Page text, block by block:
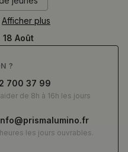
Afficher plus
18 Août
?
700 37 99
de 8h à 16h les jours
les jours ouvrables.